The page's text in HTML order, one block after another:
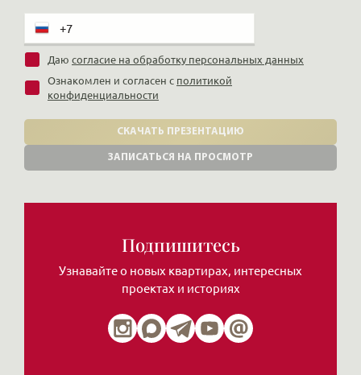
Даю согласие на обработку персональных данных
Ознакомлен и согласен с политикой
конфиденциальности
СКАЧАТЬ ПРЕЗЕНТАЦИЮ
ЗАПИСАТЬСЯ НА ПРОСМОТР
Подпишитесь
Узнавайте о новых квартирах, интересных
проектах и историях